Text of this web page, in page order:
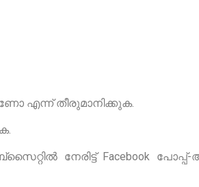
എന്ന് തീരുമാനിക്കുക.
നേരിട്ട് Facebook പോപ്പ്-